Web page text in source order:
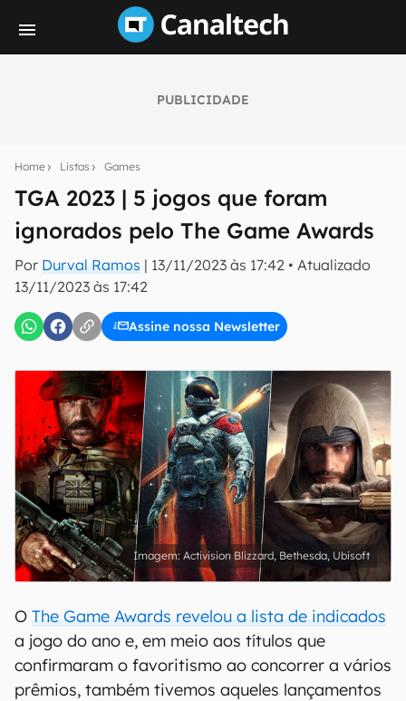
PUBLICIDADE
Home Listas Games
TGA 2023 | 5 jogos que foram
ignorados pelo The Game Awards
Por Durval Ramos | 13/11/2023 às 17:42 • Atualizado
13/11/2023 às 17:42
Assine nossa Newsletter
notícias e reviews sobre tecnologia em primeira
mão.
E-mail
Uso e Política de Privacidade do Canaltech.
Activision Blizzard, Bethesda, Ubisoft
O The Game Awards revelou a lista de indicados
a jogo do ano e, em meio aos títulos que
confirmaram o favoritismo ao concorrer a vários
prêmios, também tivemos aqueles lançamentos